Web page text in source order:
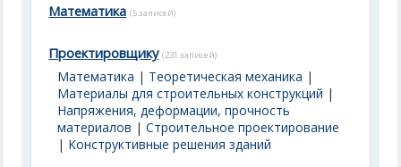
Математика (5 записей)
Проектировщику (231 записей)
Математика | Теоретическая механика |
Материалы для строительных конструкций |
Напряжения, деформации, прочность
материалов |Строительное проектирование
| Конструктивные решения зданий